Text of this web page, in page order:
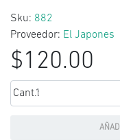
Sku: 882
Proveedor: El Japones
$120.00
Cant.: